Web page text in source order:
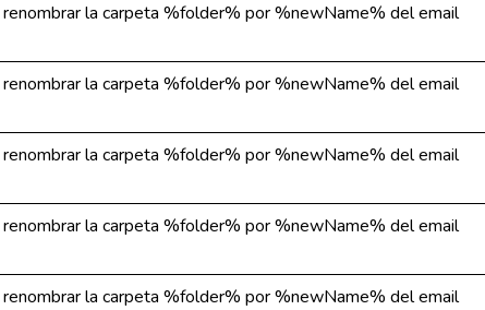
renombrar la carpeta %folder% por %newName% del email
renombrar la carpeta %folder% por %newName% del email
renombrar la carpeta %folder% por %newName% del email
renombrar la carpeta %folder% por %newName% del email
renombrar la carpeta %folder% por %newName% del email